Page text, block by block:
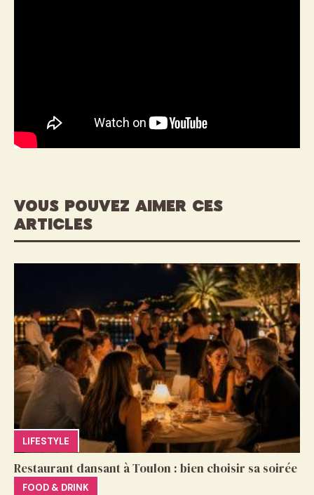
VOUS POUVEZ AIMER CES
ARTICLES
LIFESTYLE
Restaurant dansant à Toulon : bien choisir sa soirée
FOOD & DRINK